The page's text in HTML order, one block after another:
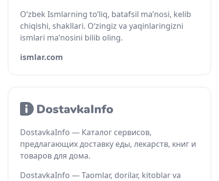
O‘zbek Ismlarning to‘liq, batafsil ma’nosi, kelib
chiqishi, shakllari. O‘zingiz va yaqinlaringizni
ismlari ma’nosini bilib oling.
ismlar.com
DostavkaInfo — Каталог сервисов,
предлагающих доставку еды, лекарств, книг и
товаров для дома.
DostavkaInfo — Taomlar, dorilar, kitoblar va